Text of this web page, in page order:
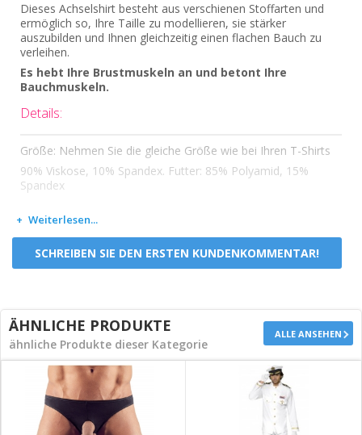
Dieses Achselshirt besteht aus verschienen Stoffarten und
ermöglich so, Ihre Taille zu modellieren, sie stärker
auszubilden und Ihnen gleichzeitig einen flachen Bauch zu
verleihen.
Es hebt Ihre Brustmuskeln an und betont Ihre
Bauchmuskeln.
Details:
Größe: Nehmen Sie die gleiche Größe wie bei Ihren T-Shirts
90% Viskose, 10% Spandex. Futter: 85% Polyamid, 15%
Spandex
Weiterlesen...
SCHREIBEN SIE DEN ERSTEN KUNDENKOMMENTAR!
ÄHNLICHE PRODUKTE
ähnliche Produkte dieser Kategorie
ALLE ANSEHEN